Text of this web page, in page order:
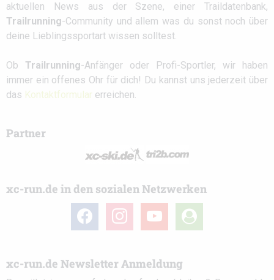
aktuellen News aus der Szene, einer Traildatenbank,
Trailrunning-Community und allem was du sonst noch über
deine Lieblingssportart wissen solltest.
Ob Trailrunning-Anfänger oder Profi-Sportler, wir haben
immer ein offenes Ohr für dich! Du kannst uns jederzeit über
das Kontaktformular erreichen.
Partner
xc-run.de in den sozialen Netzwerken
facebook instagramyoutube
user-
circle
xc-run.de Newsletter Anmeldung